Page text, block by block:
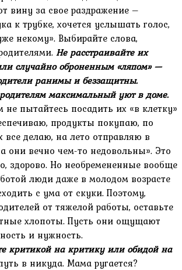
вину за свое раздражение –
к трубке, хочется услышать голос,
некому». Выбирайте слова,
Не расстраивайте их
случайно оброненным «ляпом» —
ранимы и беззащитны.
родителям максимальный уют в доме.
не пытайтесь посадить их «в клетку»
продукты покупаю, по
все делаю, на лето отправляю в
они вечно чем-то недовольны». Это
здорово. Но необремененные вообще
люди даже в молодом возрасте
с ума от скуки. Поэтому,
от тяжелой работы, оставьте
хлопоты. Пусть они ощущают
и нужность.
критикой на критику или обидой на
в никуда. Мама ругается?